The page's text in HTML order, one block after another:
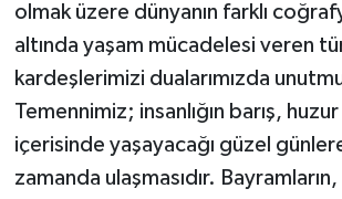
olmak üzere dünyanın farklı
altında yaşam mücadelesi veren
kardeşlerimizi dualarımızda
Temennimiz; insanlığın barış,
içerisinde yaşayacağı güzel
zamanda ulaşmasıdır. Bayramların,